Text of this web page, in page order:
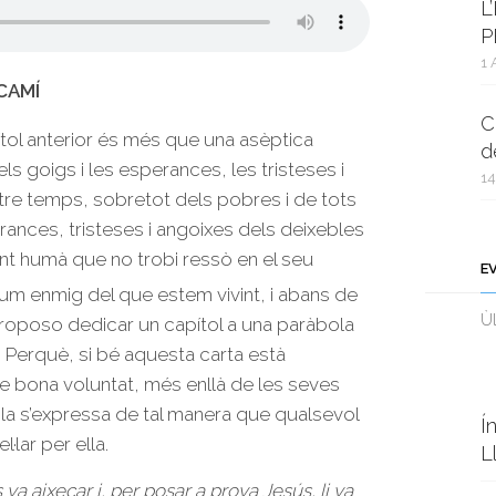
anterior és més que una asèptica
goigs i les esperances, les tristeses i
temps, sobretot dels pobres i de tots
tristeses i angoixes dels deixebles
humà que no trobi ressò en el seu
enmig del que estem vivint, i abans de
dedicar un capítol a una paràbola
si bé aquesta carta està
bona voluntat, més enllà de les seves
s’expressa de tal manera que qualsevol
per ella.
aixecar i, per posar a prova Jesús, li va
1